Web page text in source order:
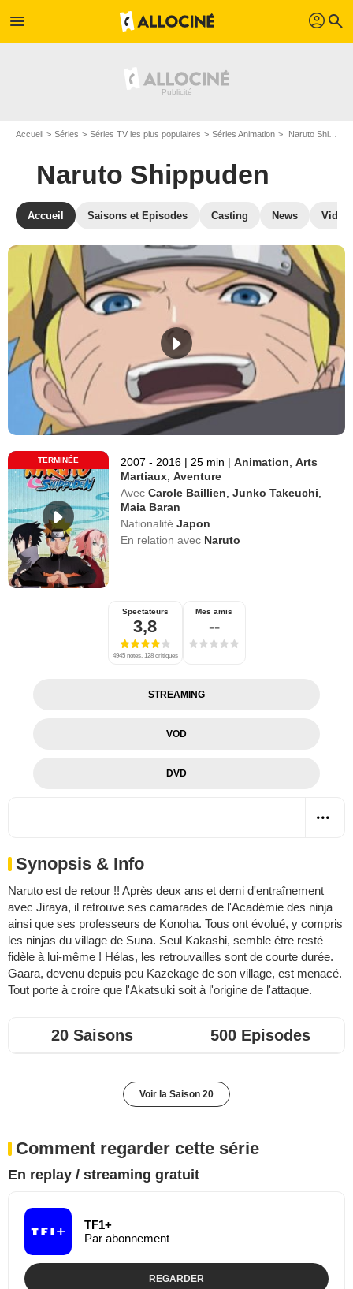
menu profil search
Accueil Séries Séries TV les plus populaires Séries Animation Naruto Shippuden
Naruto Shippuden
Accueil Saisons et Episodes Casting News
TERMINÉE 2007 - 2016 | 25 min | Animation ,Arts
Martiaux ,Aventure
Avec Carole Baillien ,Junko Takeuchi
Maia Baran
Nationalité Japon
En relation avec Naruto
Spectateurs
3,8
4945 notes, 128 critiques
Mes amis
--
STREAMING
VOD
DVD
Synopsis & Info
Naruto est de retour !! Après deux ans et demi d'entraînement
avec Jiraya, il retrouve ses camarades de l'Académie des ninja
ainsi que ses professeurs de Konoha. Tous ont évolué, y compris
les ninjas du village de Suna. Seul Kakashi, semble être resté
fidèle à lui-même ! Hélas, les retrouvailles sont de courte durée.
Gaara, devenu depuis peu Kazekage de son village, est menacé.
Tout porte à croire que l'Akatsuki soit à l'origine de l'attaque.
20 Saisons 500 Episodes
Voir la Saison 20
Comment regarder cette série
En replay / streaming gratuit
TF1+
Par abonnement
REGARDER